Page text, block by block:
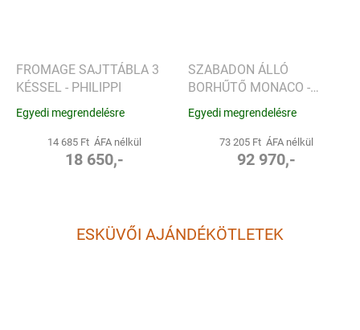
FROMAGE SAJTTÁBLA 3
KÉSSEL - PHILIPPI
Egyedi megrendelésre
14 685 Ft ÁFA nélkül
18 650,-
SZABADON ÁLLÓ
BORHŰTŐ MONACO -
PHILIPPI
Egyedi megrendelésre
73 205 Ft ÁFA nélkül
92 970,-
ESKÜVŐI AJÁNDÉKÖTLETEK